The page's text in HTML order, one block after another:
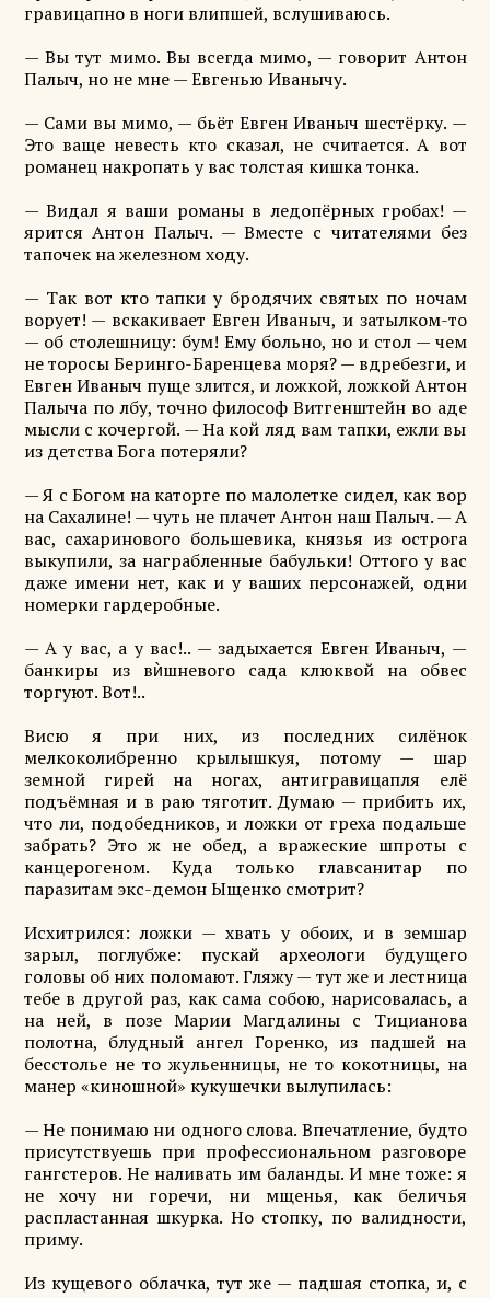
гравицапно в ноги влипшей, вслушиваюсь.
— Вы тут мимо. Вы всегда мимо, — говорит Антон
Палыч, но не мне — Евгенью Иванычу.
— Сами вы мимо, — бьёт Евген Иваныч шестёрку. —
Это ваще невесть кто сказал, не считается. А вот
романец накропать у вас толстая кишка тонка.
— Видал я ваши романы в ледопёрных гробах! —
ярится Антон Палыч. — Вместе с читателями без
тапочек на железном ходу.
— Так вот кто тапки у бродячих святых по ночам
ворует! — вскакивает Евген Иваныч, и затылком-то
— об столешницу: бум! Ему больно, но и стол — чем
не торосы Беринго-Баренцева моря? — вдребезги, и
Евген Иваныч пуще злится, и ложкой, ложкой Антон
Палыча по лбу, точно философ Витгенштейн во аде
мысли с кочергой. — На кой ляд вам тапки, ежли вы
из детства Бога потеряли?
— Я с Богом на каторге по малолетке сидел, как вор
на Сахалине! — чуть не плачет Антон наш Палыч. — А
вас, сахаринового большевика, князья из острога
выкупили, за награбленные бабульки! Оттого у вас
даже имени нет, как и у ваших персонажей, одни
номерки гардеробные.
— А у вас, а у вас!.. — задыхается Евген Иваныч, —
банкиры из вѝшневого сада клюквой на обвес
торгуют. Вот!..
Висю я при них, из последних силёнок
мелкоколибренно крылышкуя, потому — шар
земной гирей на ногах, антигравицапля елё
подъёмная и в раю тяготит. Думаю — прибить их,
что ли, подобедников, и ложки от греха подальше
забрать? Это ж не обед, а вражеские шпроты с
канцерогеном. Куда только главсанитар по
паразитам экс-демон Ыщенко смотрит?
Исхитрился: ложки — хвать у обоих, и в земшар
зарыл, поглубже: пускай археологи будущего
головы об них поломают. Гляжу — тут же и лестница
тебе в другой раз, как сама собою, нарисовалась, а
на ней, в позе Марии Магдалины с Тицианова
полотна, блудный ангел Горенко, из падшей на
бесстолье не то жульенницы, не то кокотницы, на
манер «киношной» кукушечки вылупилась:
— Не понимаю ни одного слова. Впечатление, будто
присутствуешь при профессиональном разговоре
гангстеров. Не наливать им баланды. И мне тоже: я
не хочу ни горечи, ни мщенья, как беличья
распластанная шкурка. Но стопку, по валидности,
приму.
Из кущевого облачка, тут же — падшая стопка, и, с